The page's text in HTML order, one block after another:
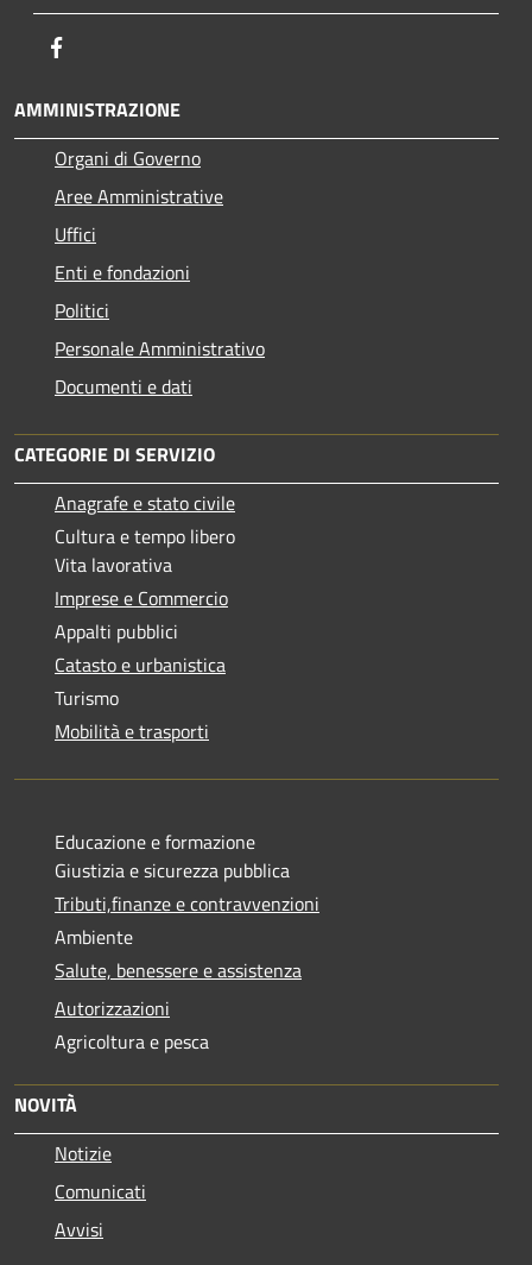
AMMINISTRAZIONE
Organi di Governo
Aree Amministrative
Uffici
Enti e fondazioni
Politici
Personale Amministrativo
Documenti e dati
CATEGORIE DI SERVIZIO
Anagrafe e stato civile
Cultura e tempo libero
Vita lavorativa
Imprese e Commercio
Appalti pubblici
Catasto e urbanistica
Turismo
Mobilità e trasporti
Educazione e formazione
Giustizia e sicurezza pubblica
Tributi,finanze e contravvenzioni
Ambiente
Salute, benessere e assistenza
Autorizzazioni
Agricoltura e pesca
NOVITÀ
Notizie
Comunicati
Avvisi